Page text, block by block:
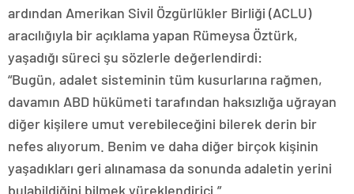
ardından Amerikan Sivil Özgürlükler Birliği (ACLU)
aracılığıyla bir açıklama yapan Rümeysa Öztürk,
yaşadığı süreci şu sözlerle değerlendirdi:
“Bugün, adalet sisteminin tüm kusurlarına rağmen,
davamın ABD hükümeti tarafından haksızlığa uğrayan
diğer kişilere umut verebileceğini bilerek derin bir
nefes alıyorum. Benim ve daha diğer birçok kişinin
yaşadıkları geri alınamasa da sonunda adaletin yerini
bulabildiğini bilmek yüreklendirici.”